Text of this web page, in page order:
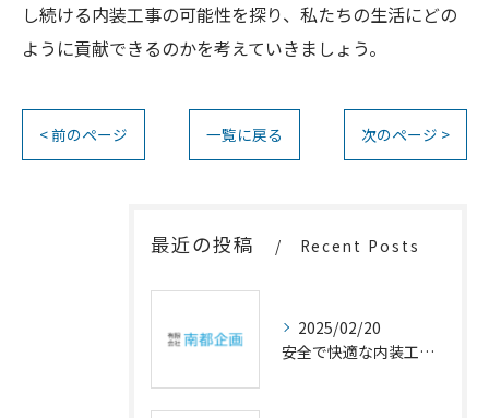
し続ける内装工事の可能性を探り、私たちの生活にどの
ように貢献できるのかを考えていきましょう。
< 前のページ 一覧に戻る 次のページ >
最近の投稿 Recent Posts
2025/02/20
安全で快適な内装工事の重要性